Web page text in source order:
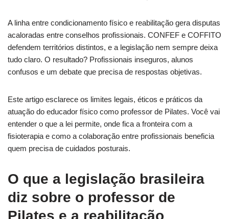
A linha entre condicionamento físico e reabilitação gera disputas
acaloradas entre conselhos profissionais. CONFEF e COFFITO
defendem territórios distintos, e a legislação nem sempre deixa
tudo claro. O resultado? Profissionais inseguros, alunos
confusos e um debate que precisa de respostas objetivas.
Este artigo esclarece os limites legais, éticos e práticos da
atuação do educador físico como professor de Pilates. Você vai
entender o que a lei permite, onde fica a fronteira com a
fisioterapia e como a colaboração entre profissionais beneficia
quem precisa de cuidados posturais.
O que a legislação brasileira
diz sobre o professor de
Pilates e a reabilitação